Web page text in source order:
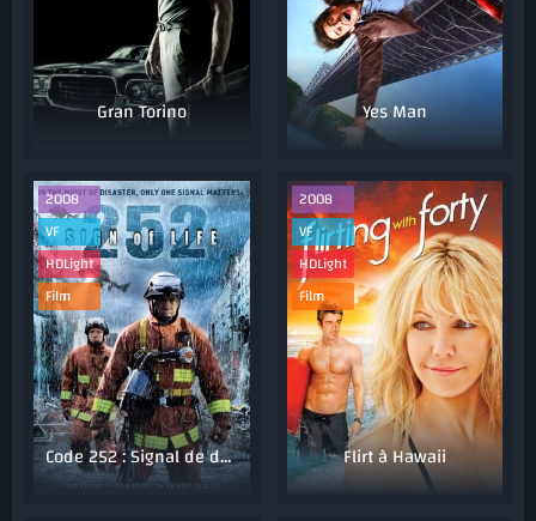
Gran Torino Yes Man
Code 252 : Signal de détresse
2008
VF
HDLight
Film
Flirt à Hawaii
2008
VF
HDLight
Film